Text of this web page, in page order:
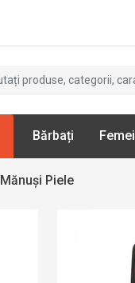
Bărbați Femei
Mănuși Piele